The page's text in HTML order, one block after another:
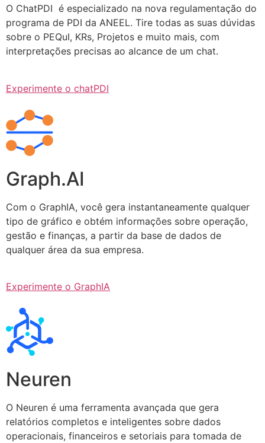
O ChatPDI é especializado na nova regulamentação do
programa de PDI da ANEEL. Tire todas as suas dúvidas
sobre o PEQuI, KRs, Projetos e muito mais, com
interpretações precisas ao alcance de um chat.
Experimente o chatPDI
Graph.AI
Com o GraphIA, você gera instantaneamente qualquer
tipo de gráfico e obtém informações sobre operação,
gestão e finanças, a partir da base de dados de
qualquer área da sua empresa.
Experimente o GraphIA
Neuren
O Neuren é uma ferramenta avançada que gera
relatórios completos e inteligentes sobre dados
operacionais, financeiros e setoriais para tomada de